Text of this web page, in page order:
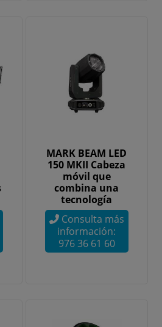
MARK BEAM LED
150 MKII Cabeza
móvil que
combina una
tecnología
avanzada y un
amplio...
Consulta más
información:
976 36 61 60